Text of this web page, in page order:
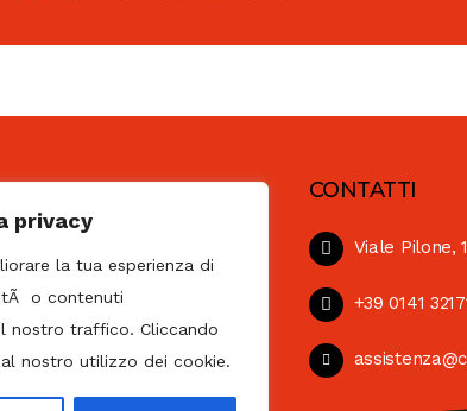
privacy
la tua esperienza di
o contenuti
nostro traffico. Cliccando
al nostro utilizzo dei cookie.
(solo periodo invernale)
CONTATTI
Viale Pilone,
+39 0141